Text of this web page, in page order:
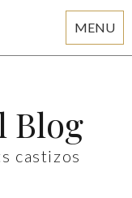
MENU
Blog
castizos